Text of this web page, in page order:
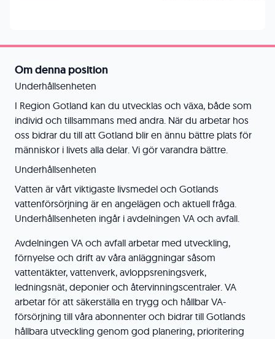
Om denna position
Underhållsenheten
I Region Gotland kan du utvecklas och växa, både som
individ och tillsammans med andra. När du arbetar hos
oss bidrar du till att Gotland blir en ännu bättre plats för
människor i livets alla delar. Vi gör varandra bättre.
Underhållsenheten
Vatten är vårt viktigaste livsmedel och Gotlands
vattenförsörjning är en angelägen och aktuell fråga.
Underhållsenheten ingår i avdelningen VA och avfall.
Avdelningen VA och avfall arbetar med utveckling,
förnyelse och drift av våra anläggningar såsom
vattentäkter, vattenverk, avloppsreningsverk,
ledningsnät, deponier och återvinningscentraler. VA
arbetar för att säkerställa en trygg och hållbar VA-
försörjning till våra abonnenter och bidrar till Gotlands
hållbara utveckling genom god planering, prioritering